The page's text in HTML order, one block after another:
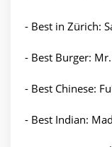
- Best in Zürich:
- Best Burger:
- Best Chinese:
- Best Indian: